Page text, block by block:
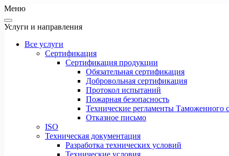
Меню
Услуги и направления
Все услуги
Сертификация
Сертификация продукции
Обязательная сертификация
Добровольная сертификация
Протокол испытаний
Пожарная безопасность
Технические регламенты Таможенного
Отказное письмо
ISO
Техническая документация
Разработка технических условий
Технические условия